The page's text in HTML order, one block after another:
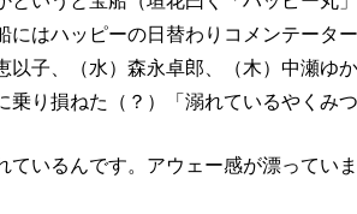
にはハッピーの日替わりコメンテータ
以子、（水）森永卓郎、（木）中瀬ゆ
乗り損ねた（？）「溺れているやくみ
ているんです。アウェー感が漂っていま